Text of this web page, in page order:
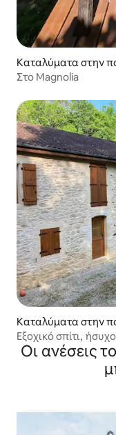
Καταλύματα στην
Στο Magnolia
Καταλύματα στην
Εξοχικό σπίτι, ήσυχο
Οι ανέσεις